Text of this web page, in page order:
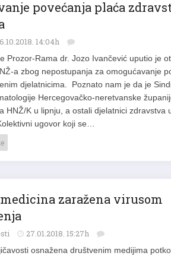
povećanja plaća
14:04h
Prozor-Rama dr. Jozo Ivančević uputio je
a zbog nepostupanja za omogućavanje
djelatnicima. Poznato nam je da je
Hercegovačko-neretvanske
HNŽ/K u lipnju, a ostali djelatnici zdravstva
ugovor koji se…
zaražena virusom
27.01.2018. 15:27h
osnažena društvenim medijima